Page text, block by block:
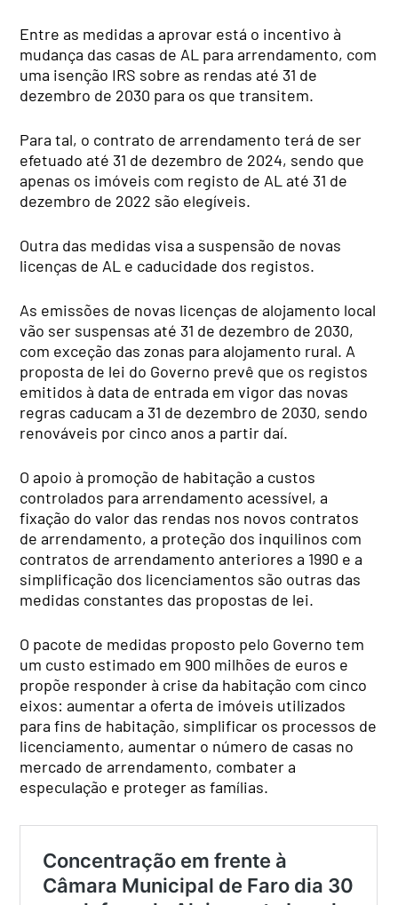
Entre as medidas a aprovar está o incentivo à
mudança das casas de AL para arrendamento, com
uma isenção IRS sobre as rendas até 31 de
dezembro de 2030 para os que transitem.
Para tal, o contrato de arrendamento terá de ser
efetuado até 31 de dezembro de 2024, sendo que
apenas os imóveis com registo de AL até 31 de
dezembro de 2022 são elegíveis.
Outra das medidas visa a suspensão de novas
licenças de AL e caducidade dos registos.
As emissões de novas licenças de alojamento local
vão ser suspensas até 31 de dezembro de 2030,
com exceção das zonas para alojamento rural. A
proposta de lei do Governo prevê que os registos
emitidos à data de entrada em vigor das novas
regras caducam a 31 de dezembro de 2030, sendo
renováveis por cinco anos a partir daí.
O apoio à promoção de habitação a custos
controlados para arrendamento acessível, a
fixação do valor das rendas nos novos contratos
de arrendamento, a proteção dos inquilinos com
contratos de arrendamento anteriores a 1990 e a
simplificação dos licenciamentos são outras das
medidas constantes das propostas de lei.
O pacote de medidas proposto pelo Governo tem
um custo estimado em 900 milhões de euros e
propõe responder à crise da habitação com cinco
eixos: aumentar a oferta de imóveis utilizados
para fins de habitação, simplificar os processos de
licenciamento, aumentar o número de casas no
mercado de arrendamento, combater a
especulação e proteger as famílias.